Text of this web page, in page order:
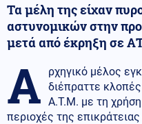
Τα μέλη της είχαν
αστυνομικών στην
μετά από έκρηξη σε
Α
ρχηγικό μέλος
διέπραττε
Α.Τ.Μ. με τη
περιοχές της